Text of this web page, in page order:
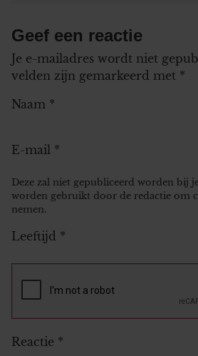
Geef een reactie
Je e-mailadres wordt niet
velden zijn gemarkeerd met *
Naam *
E-mail *
Deze zal niet gepubliceerd worden bij
worden gebruikt door de redactie om
nemen.
Leeftijd *
Reactie *